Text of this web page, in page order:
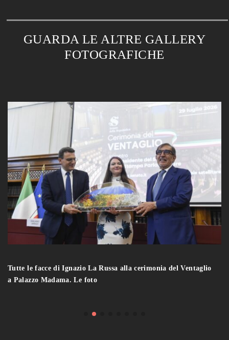
GUARDA LE ALTRE GALLERY
FOTOGRAFICHE
Tutte le facce di Ignazio La Russa alla cerimonia del Ventaglio
a Palazzo Madama. Le foto